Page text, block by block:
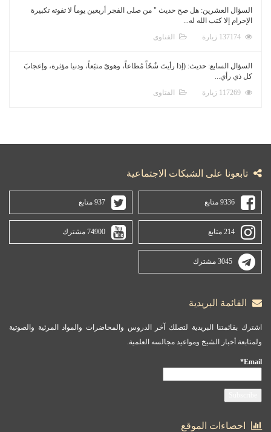
السؤال العشرين: هل صح حديث " من صلى الفجر أربعين يوماً لا تفوته تكبيرة
الإحرام إلا كتب الله له...
الفتاوى
السؤال السابع: حديث: (إذا رأيتَ شُحّاً مُطاعاً، وهوىً متبَعاً، ودنيا مؤثرة، وإعجابَ
كل ذي رأي...
الفتاوى
تابعونا على الشبكات الاجتماعية
9336 متابع 937 متابع
214 متابع 74900 مشترك
3045 مشترك
القائمة البريدية
اشترك بقائمتنا البريدية لتصلك آخر الدروس والمحاضرات والمواد المرئية والصوتية
ولمتابعة أخبار الشيخ ومواعيد مجالسه العلمية.
Email*
احصاءات الموقع